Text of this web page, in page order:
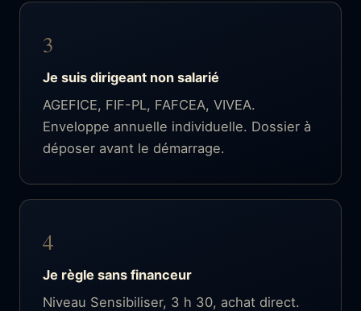
3
Je suis dirigeant non salarié
AGEFICE, FIF-PL, FAFCEA, VIVEA.
Enveloppe annuelle individuelle. Dossier à
déposer avant le démarrage.
4
Je règle sans financeur
Niveau Sensibiliser, 3 h 30, achat direct.